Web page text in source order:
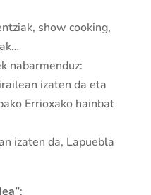
show cooking,
nabarmenduz:
izaten da eta
Errioxako hainbat
izaten da, Lapuebla
: